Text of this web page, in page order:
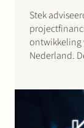
Stek
ontwikkeling
Nederland.